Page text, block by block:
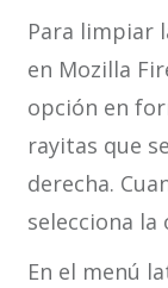
Para limpiar
en Mozilla
opción en
rayitas que
derecha.
selecciona
En el menú